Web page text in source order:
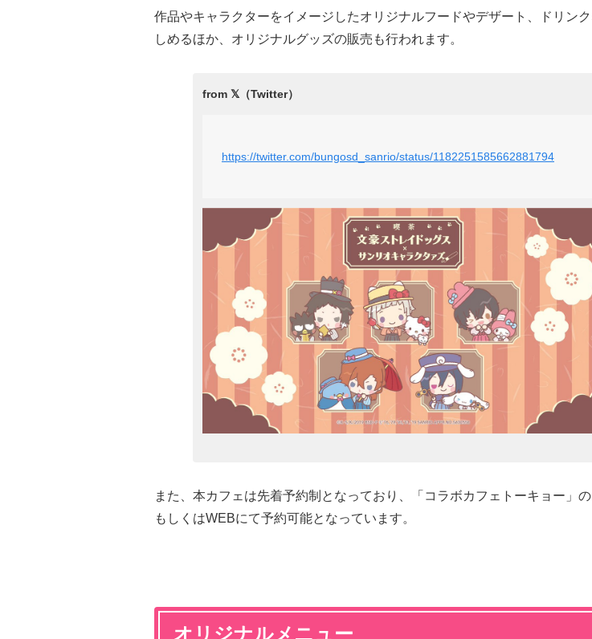
作品やキャラクターをイメージしたオリジナルフードやデザート、ドリン
しめるほか、オリジナルグッズの販売も行われます。
https://twitter.com/bungosd_sanrio/status/1182251585662881794
また、本カフェは先着予約制となっており、「コラボカフェトーキョー」の
もしくはWEBにて予約可能となっています。
オリジナルメニュー